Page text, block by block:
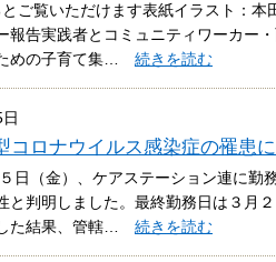
とご覧いただけます表紙イラスト：
報告実践者とコミュニティワーカー
めの子育て集… 続きを読む
コロナウイルス感染症の罹患
日（金）、ケアステーション連に勤
と判明しました。最終勤務日は３月
た結果、管轄… 続きを読む